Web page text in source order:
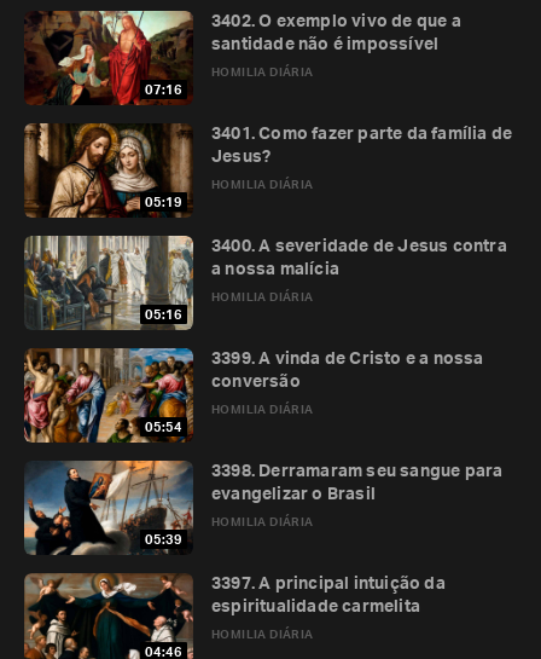
07:16
HOMILIA DIÁRIA
3402. O exemplo vivo de que a
santidade não é impossível
05:19
HOMILIA DIÁRIA
3401. Como fazer parte da família de
Jesus?
05:16
HOMILIA DIÁRIA
3400. A severidade de Jesus contra
a nossa malícia
05:54
HOMILIA DIÁRIA
3399. A vinda de Cristo e a nossa
conversão
05:39
HOMILIA DIÁRIA
3398. Derramaram seu sangue para
evangelizar o Brasil
04:46
HOMILIA DIÁRIA
3397. A principal intuição da
espiritualidade carmelita